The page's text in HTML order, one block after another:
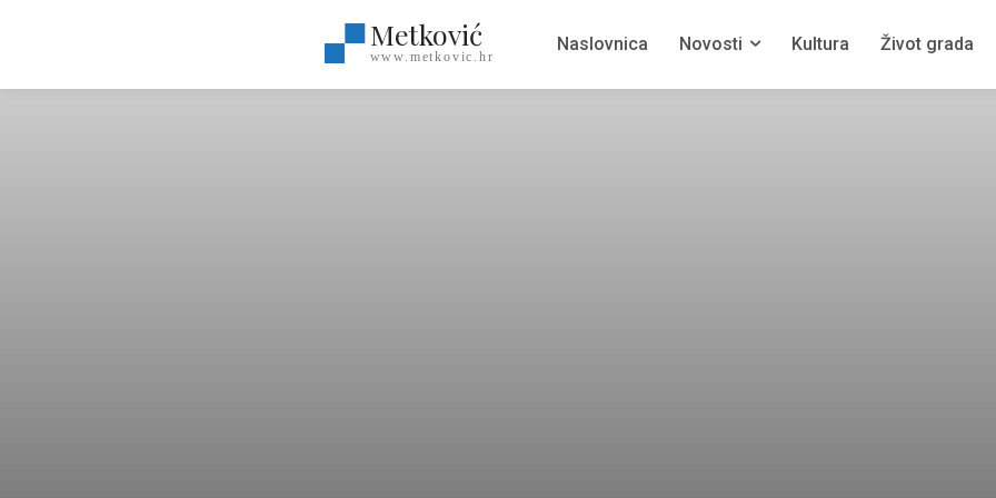
Metković
www.metkovic.hr
Naslovnica Novosti Kultura Život grada